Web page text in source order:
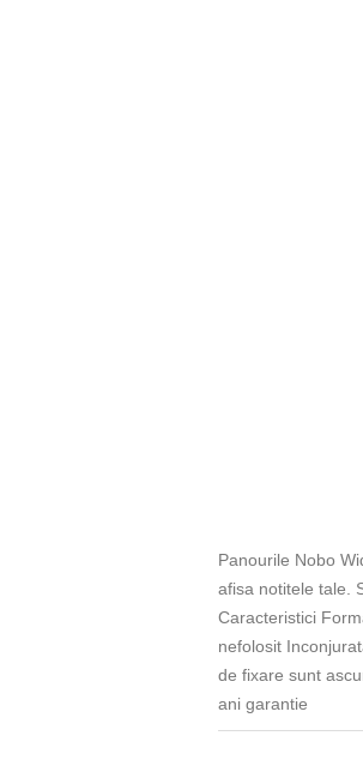
Panourile Nobo
afisa notitele tale.
Caracteristici
nefolosit
de fixare sunt
ani garantie